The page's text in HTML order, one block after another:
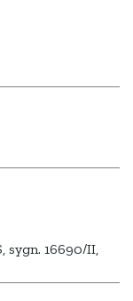
sygn. 16690/II,